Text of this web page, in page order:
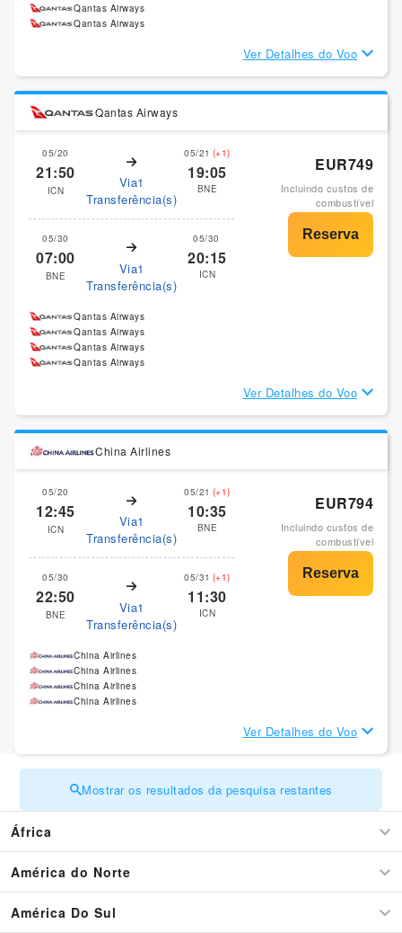
Qantas Airways
Qantas Airways
Ver Detalhes do Voo
Qantas Airways
05/20
21:50
ICN
Via1
Transferência(s)
05/21 (+1)
19:05
BNE
05/30
07:00
BNE
Via1
Transferência(s)
05/30
20:15
ICN
EUR749
Incluindo custos de
combustível
Qantas Airways
Qantas Airways
Qantas Airways
Qantas Airways
Ver Detalhes do Voo
China Airlines
05/20
12:45
ICN
Via1
Transferência(s)
05/21 (+1)
10:35
BNE
05/30
22:50
BNE
Via1
Transferência(s)
05/31 (+1)
11:30
ICN
EUR794
Incluindo custos de
combustível
China Airlines
China Airlines
China Airlines
China Airlines
Ver Detalhes do Voo
Mostrar os resultados da pesquisa restantes
África
América do Norte
América Do Sul